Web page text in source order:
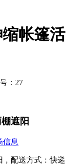
帐篷活
：27
遮阳
信息
配送方式：快递